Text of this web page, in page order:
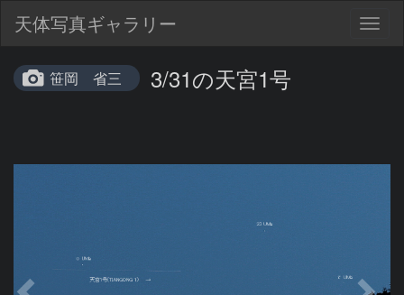
天体写真ギャラリー
笹岡 省三 3/31の天宮1号